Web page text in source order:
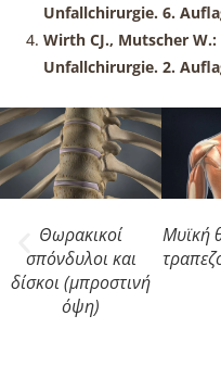
Unfallchirurgie. 6.
Wirth CJ., Mutscher
Unfallchirurgie. 2.
Θωρακικοί
σπόνδυλοι και
δίσκοι (μπροστινή
όψη)
Μυϊκή